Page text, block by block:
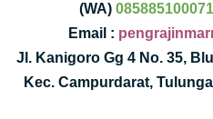
(WA)085885100071
Email :
Jl. Kanigoro Gg 4 No. 35,
Kec. Campurdarat,